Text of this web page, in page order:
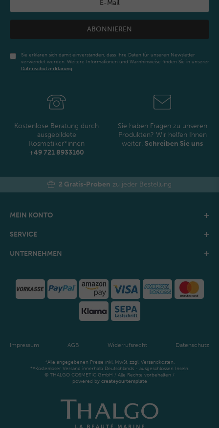
ABONNIEREN
Sie erklären sich damit einverstanden, dass Ihre Daten für unseren Newsletter
verwendet werden. Weitere Informationen und Warnhinweise finden Sie in unserer
Daten­schutz­erklärung
Kostenlose Beratung durch
ausgebildete
Kosmetiker*innen
+49 721 8933160
Sie haben Fragen zu unseren
Produkten? Wir helfen Ihnen
weiter. Schreiben Sie uns
2 Gratis-Proben zu jeder Bestellung
MEIN KONTO
SERVICE
UNTERNEHMEN
Impressum AGB Widerrufsrecht Datenschutz
*Alle angegebenen Preise inkl. MwSt. zzgl. Versandkosten.
**Kostenloser Versand innerhalb Deutschlands - ausgeschlossen Inseln.
© THALGO COSMETIC GmbH / Alle Rechte vorbehalten /
powered by createyourtemplate